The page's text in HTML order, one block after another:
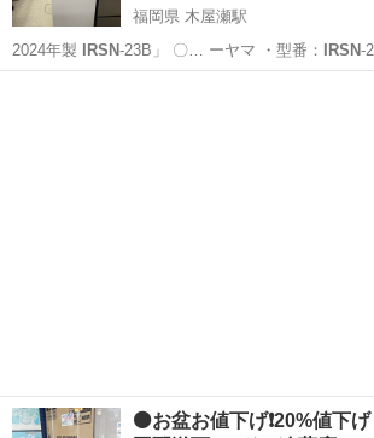
福岡県 木屋瀬駅
2024年製
IRSN -23B」 〇… ーヤマ ・型番： IRSN-
⚫️お盆お値下げ❗️20%値下